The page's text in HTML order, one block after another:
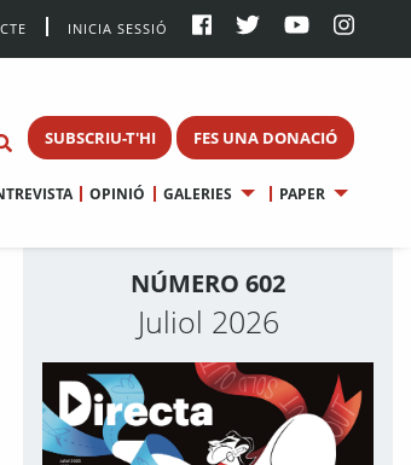
INICIA SESSIÓ
SUBSCRIU-T'HI FES UNA DONACIÓ
OPINIÓ GALERIES PAPER
NÚMERO 602
Juliol 2026